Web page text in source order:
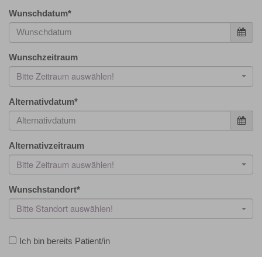
Wunschdatum*
Wunschzeitraum
Bitte Zeitraum auswählen!
Alternativdatum*
Alternativzeitraum
Bitte Zeitraum auswählen!
Wunschstandort*
Bitte Standort auswählen!
Ich bin bereits Patient/in